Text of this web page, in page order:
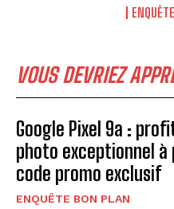
VOUS DEVRIEZ
Google Pixel 9a :
photo exceptionnel
code promo exclusif
ENQUÊTE BON PLAN